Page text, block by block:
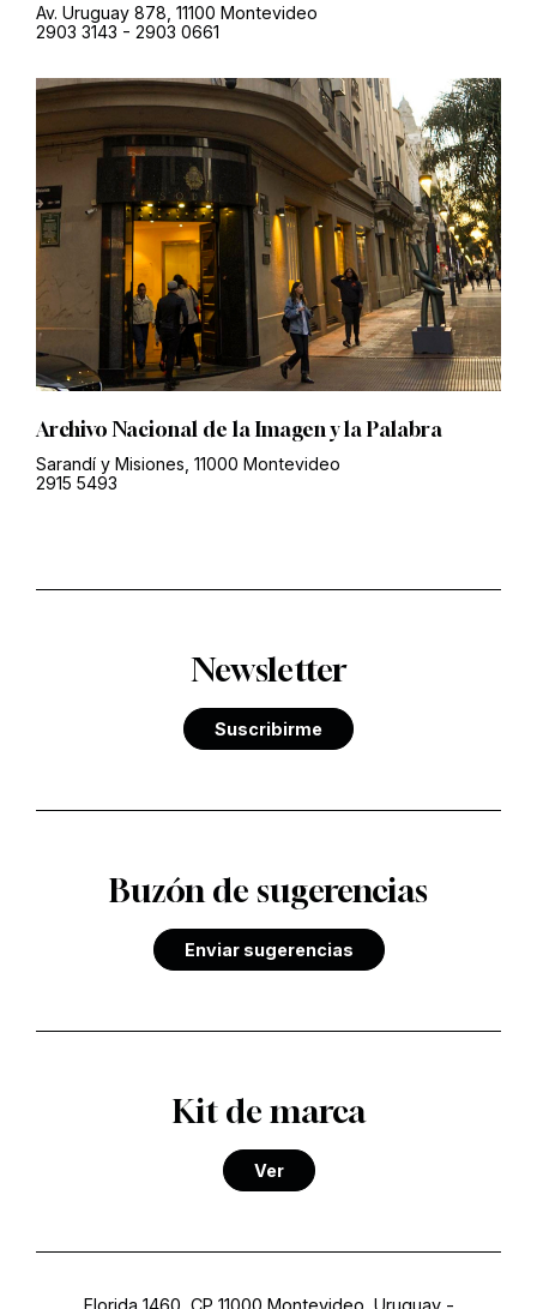
Av. Uruguay 878, 11100 Montevideo
2903 3143 - 2903 0661
Archivo Nacional de la Imagen y la Palabra
Sarandí y Misiones, 11000 Montevideo
2915 5493
Newsletter
Suscribirme
Buzón de sugerencias
Enviar sugerencias
Kit de marca
Ver
Florida 1460, CP 11000 Montevideo, Uruguay-